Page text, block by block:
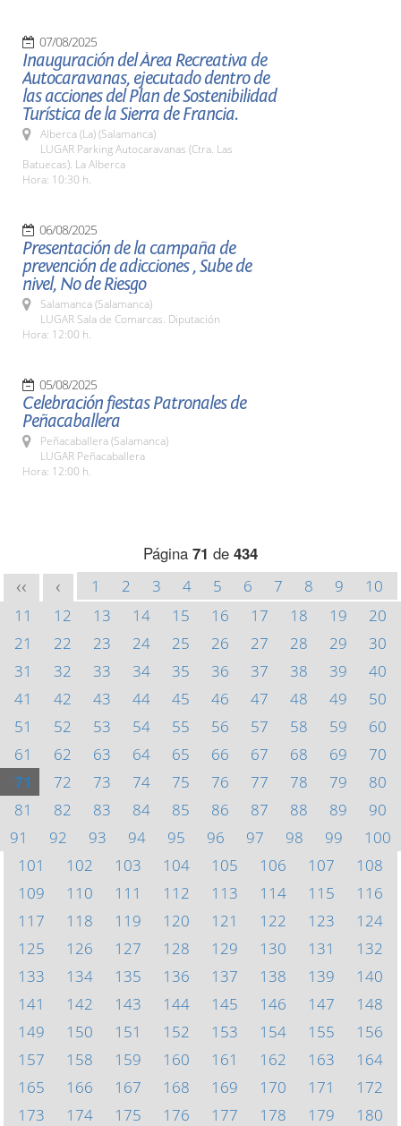
07/08/2025
Inauguración del Área Recreativa de
Autocaravanas, ejecutado dentro de
las acciones del Plan de Sostenibilidad
Turística de la Sierra de Francia.
Alberca (La) (Salamanca)
LUGAR Parking Autocaravanas (Ctra. Las
Batuecas). La Alberca
Hora: 10:30 h.
06/08/2025
Presentación de la campaña de
prevención de adicciones , Sube de
nivel, No de Riesgo
Salamanca (Salamanca)
LUGAR Sala de Comarcas. Diputación
Hora: 12:00 h.
05/08/2025
Celebración fiestas Patronales de
Peñacaballera
Peñacaballera (Salamanca)
LUGAR Peñacaballera
Hora: 12:00 h.
Página 71 de 434
<< < 1 2 3 4 5 6 7 8 9
10
11
12 13 14 15 16 17 18 19
20
21
22 23 24 25 26 27 28 29
30
31
32 33 34 35 36 37 38 39
40
41
42 43 44 45 46 47 48 49
50
51
52 53 54 55 56 57 58 59
60
61
62 63 64 65 66 67 68 69
70
71
72 73 74 75 76 77 78 79
80
81
82 83 84 85 86 87 88 89
90
91
92 93 94 95 96 97 98 99
100
101
102 103 104 105 106 107
108
109
110 111 112 113 114 115
116
117
118 119 120 121 122 123
124
125
126 127 128 129 130 131
132
133
134 135 136 137 138 139
140
141
142 143 144 145 146 147
148
149
150 151 152 153 154 155
156
157
158 159 160 161 162 163
164
165
166 167 168 169 170 171
172
173
174 175 176 177 178 179
180